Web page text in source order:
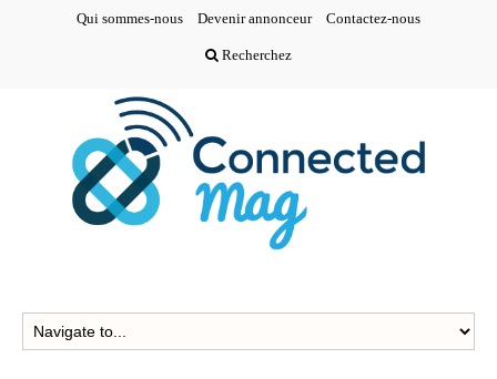
Qui sommes-nous Devenir annonceur Contactez-nous
Recherchez